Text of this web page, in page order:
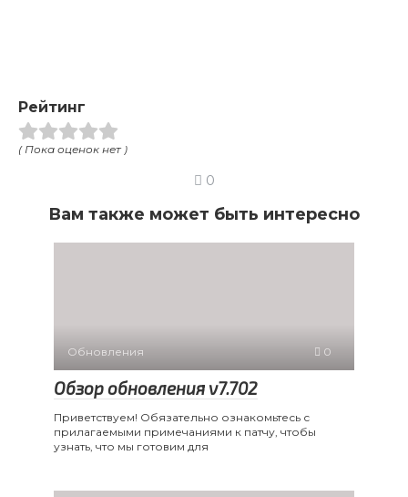
Рейтинг
( Пока оценок нет )
0
Вам также может быть интересно
Обновления 0
Обзор обновления v7.702
Приветствуем! Обязательно ознакомьтесь с
прилагаемыми примечаниями к патчу, чтобы
узнать, что мы готовим для